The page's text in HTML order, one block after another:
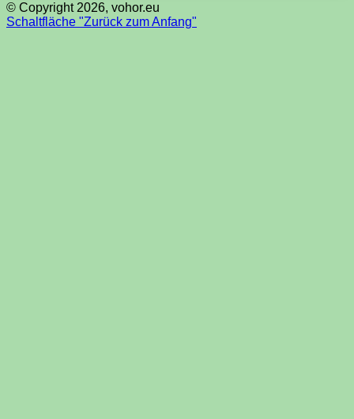
© Copyright 2026, vohor.eu
Schaltfläche "Zurück zum Anfang"